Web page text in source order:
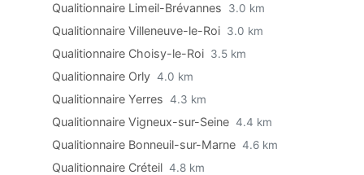
Qualitionnaire Limeil-Brévannes 3.0 km
Qualitionnaire Villeneuve-le-Roi 3.0 km
Qualitionnaire Choisy-le-Roi 3.5 km
Qualitionnaire Orly 4.0 km
Qualitionnaire Yerres 4.3 km
Qualitionnaire Vigneux-sur-Seine 4.4 km
Qualitionnaire Bonneuil-sur-Marne 4.6 km
Qualitionnaire Créteil 4.8 km